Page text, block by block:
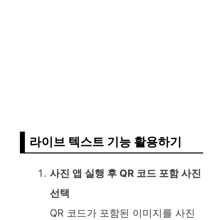
라이브 텍스트 기능 활용하기
사진 앱 실행 후 QR 코드 포함 사진
선택
QR 코드가 포함된 이미지를 사진